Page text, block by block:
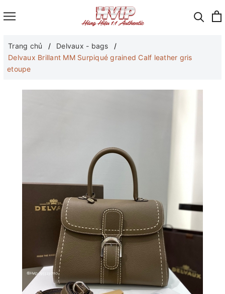
Trang chủ
Delvaux - bags
Delvaux Brillant MM Surpiqué grained Calf leather gris
etoupe